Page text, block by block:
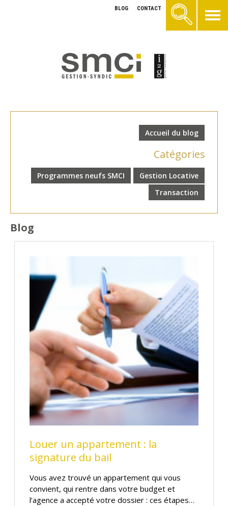
BLOG CONTACT
Accueil du blog
Catégories
Programmes neufs SMCI
Gestion Locative
Transaction
Blog
Louer un appartement : la
signature du bail
Vous avez trouvé un appartement qui vous
convient, qui rentre dans votre budget et
l’agence a accepté votre dossier : ces étapes…